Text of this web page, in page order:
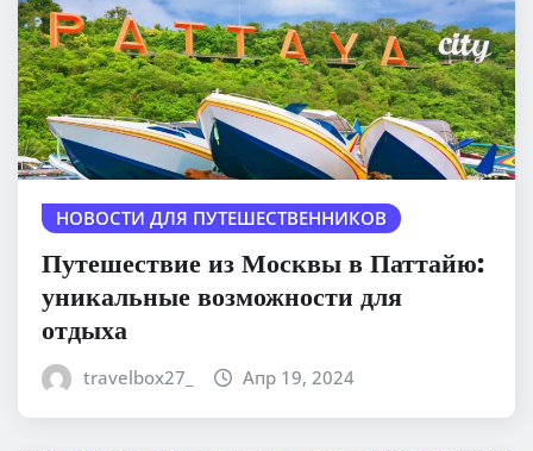
НОВОСТИ ДЛЯ ПУТЕШЕСТВЕННИКОВ
Путешествие из Москвы в Паттайю:
уникальные возможности для
отдыха
travelbox27_ Апр 19, 2024